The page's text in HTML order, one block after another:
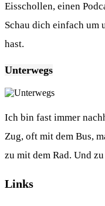
Eisschollen, einen
Schau dich einfach um
hast.
Unterwegs
Ich bin fast immer
Zug, oft mit dem Bus,
zu mit dem Rad. Und
Links